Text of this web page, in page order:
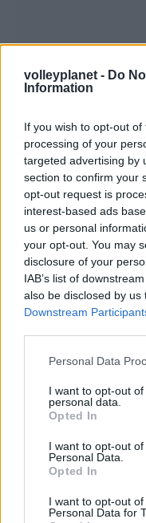
volleyplanet - Do
Information
If you wish to opt-out
processing of your
targeted advertising by
section to confirm your
opt-out request is
interest-based ads
us or personal
your opt-out. You may
disclosure of your
IAB’s list of
also be disclosed by
Downstream
Please note that this
not limited to your visit
grant or deny consent
use your data for
consent section.
Personal Data
I want to opt-out
personal data.
Opted In
I want to opt-out
Personal Data.
Opted In
I want to opt-out
Personal Data for